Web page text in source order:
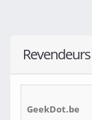
GeekDot.be